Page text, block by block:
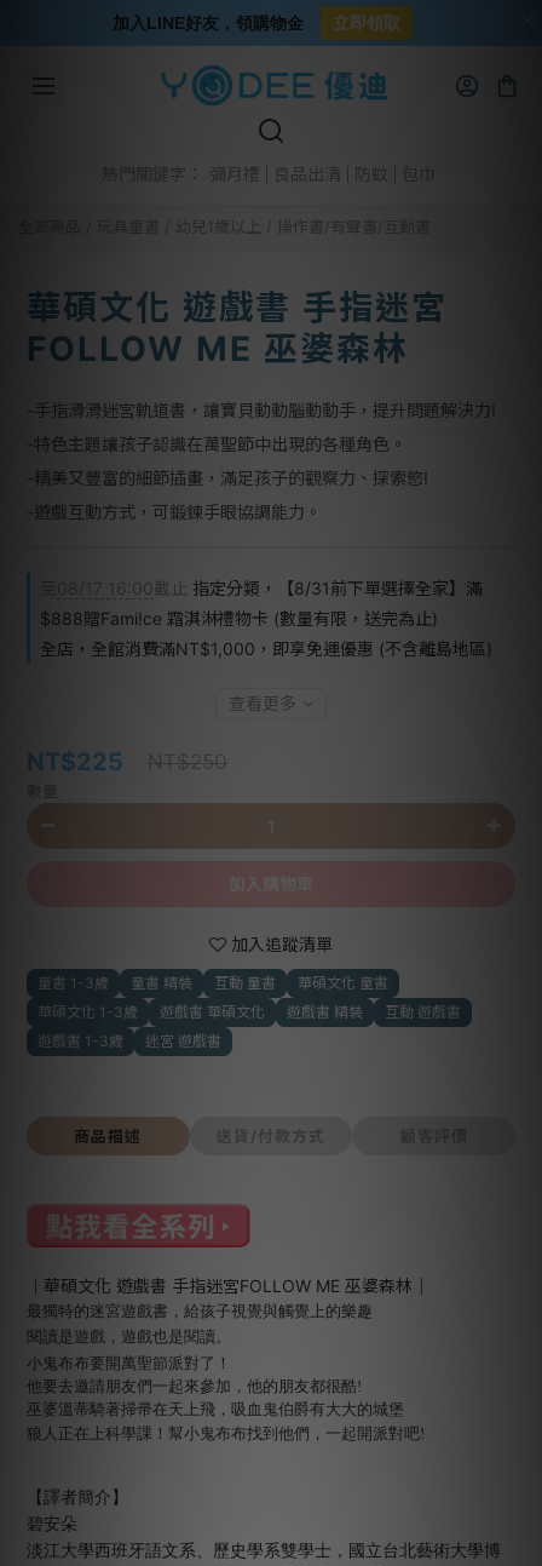
熱門關鍵字： 彌月禮 良品出清 防蚊
幼兒1歲以上 操作書/有聲書/互動書
華碩文化 遊戲書 手指迷宮
FOLLOW ME 巫婆森林
-手指滑滑迷宮軌道書，讓寶貝動動腦動動手，提升問題解決力!
-特色主題讓孩子認識在萬聖節中出現的各種角色。
-精美又豐富的細節插畫，滿足孩子的觀察力、探索慾!
-遊戲互動方式，可鍛鍊手眼協調能力。
08/17 16:00截止 指定分類，【8/31前下單選擇全家】滿
$888贈Fami!ce 霜淇淋禮物卡 (數量有限，送完為止)
全店，全館消費滿NT$1,000，即享免運優惠 (不含離島地區)
查看更多
NT$225 NT$250
加入追蹤清單
童書 1-3歲 童書 精裝 互動 童書
華碩文化 童書
華碩文化 1-3歲
遊戲書 華碩文化 遊戲書 精裝
互動 遊戲書
遊戲書 1-3歲
迷宮 遊戲書
商品描述 送貨/付款方式
｜華碩文化 遊戲書 手指迷宮FOLLOW ME 巫婆森林｜
最獨特的迷宮遊戲書，給孩子視覺與觸覺上的樂趣
閱讀是遊戲，遊戲也是閱讀。
小鬼布布要開萬聖節派對了！
他要去邀請朋友們一起來參加，他的朋友都很酷!
巫婆溫蒂騎著掃帚在天上飛，吸血鬼伯爵有大大的城堡
狼人正在上科學課！幫小鬼布布找到他們，一起開派對吧!
【譯者簡介】
碧安朵
淡江大學西班牙語文系、歷史學系雙學士，國立台北藝術大學博
加入LINE好友，領購物金 立即領取